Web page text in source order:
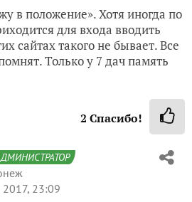
в положение». Хотя иногда по
для входа вводить
сайтах такого не бывает. Все
Только у 7 дач память
2 Спасибо!
23:09